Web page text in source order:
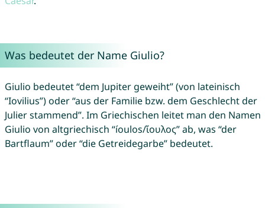
Was bedeutet der Name Giulio?
Giulio bedeutet “dem Jupiter geweiht” (von lateinisch
“Iovilius”) oder “aus der Familie bzw. dem Geschlecht der
Julier stammend”. Im Griechischen leitet man den Namen
Giulio von altgriechisch “íoulos/ἴουλος” ab, was “der
Bartflaum” oder “die Getreidegarbe” bedeutet.